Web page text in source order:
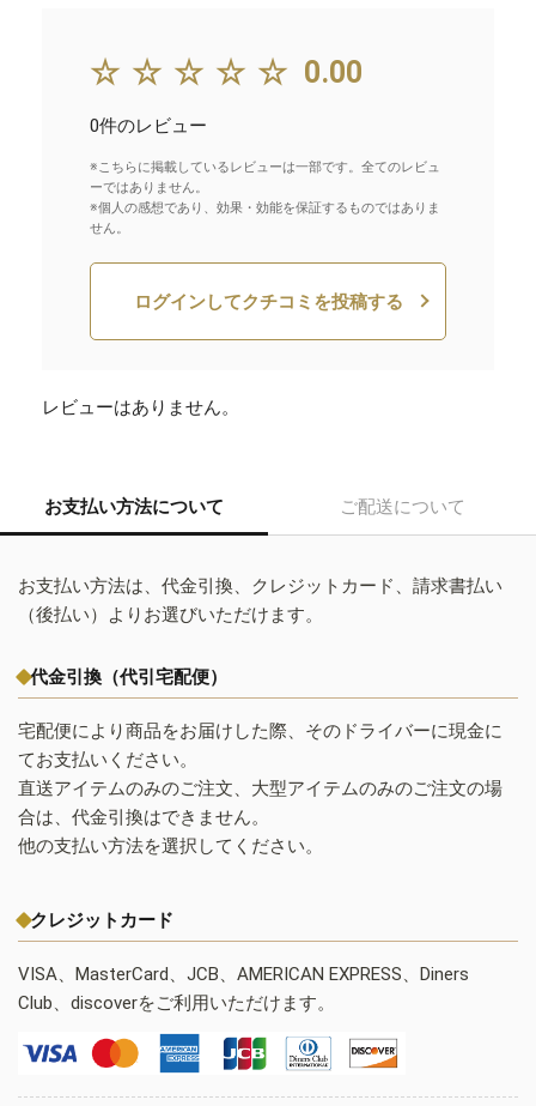
☆☆☆☆☆ 0.00
0件のレビュー
※こちらに掲載しているレビューは一部です。全てのレビュ
ーではありません。
※個人の感想であり、効果・効能を保証するものではありま
せん。
ログインしてクチコミを投稿する
レビューはありません。
お支払い方法について ご配送について
お支払い方法は、代金引換、クレジットカード、請求書払い
（後払い）よりお選びいただけます。
代金引換（代引宅配便）
宅配便により商品をお届けした際、そのドライバーに現金に
てお支払いください。
直送アイテムのみのご注文、大型アイテムのみのご注文の場
合は、代金引換はできません。
他の支払い方法を選択してください。
クレジットカード
VISA、MasterCard、JCB、AMERICAN EXPRESS、Diners
Club、discoverをご利用いただけます。